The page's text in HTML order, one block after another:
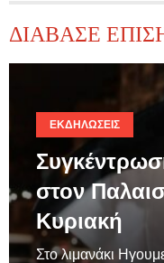
ΔΙΑΒΑΣΕ
ΕΚΔΗΛΏΣΕΙΣ
στον
Κυριακή
Στο λιμανάκι